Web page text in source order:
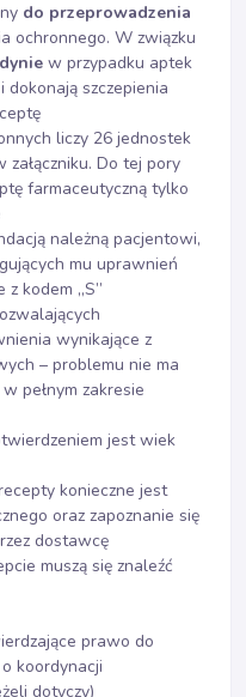
do przeprowadzenia
ochronnego. W związku
w przypadku aptek
szczepienia
liczy 26 jednostek
Do tej pory
farmaceutyczną tylko
należną pacjentowi,
mu uprawnień
z kodem „S”
wynikające z
– problemu nie ma
pełnym zakresie
jest wiek
konieczne jest
oraz zapoznanie się
dostawcę
muszą się znaleźć
prawo do
koordynacji
dotyczy)